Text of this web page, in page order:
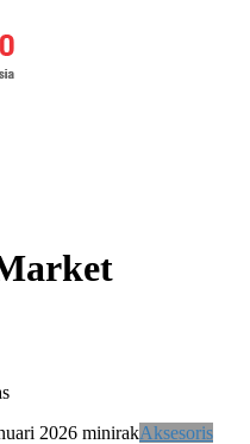
2026 minirakAksesoris